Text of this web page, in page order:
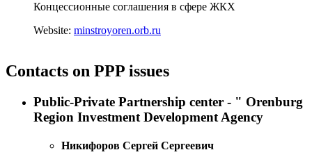
Концессионные соглашения в сфере ЖКХ
Website: minstroyoren.orb.ru
Contacts on PPP issues
Public-Private Partnership center - " Orenburg
Region Investment Development Agency
Никифоров Сергей Сергеевич